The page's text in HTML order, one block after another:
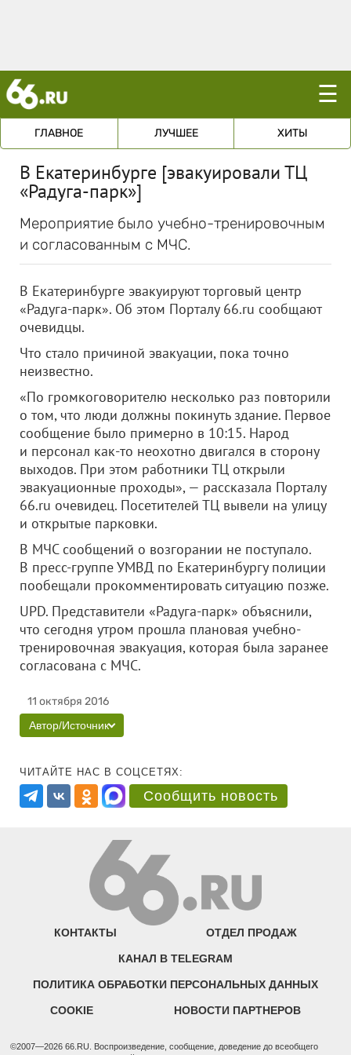
☰
ГЛАВНОЕ ЛУЧШЕЕ ХИТЫ
В Екатеринбурге [эвакуировали ТЦ
«Радуга-парк»]
Мероприятие было учебно-тренировочным
и согласованным с МЧС.
В Екатеринбурге эвакуируют торговый центр
«Радуга-парк». Об этом Порталу 66.ru сообщают
очевидцы.
Что стало причиной эвакуации, пока точно
неизвестно.
«По громкоговорителю несколько раз повторили
о том, что люди должны покинуть здание. Первое
сообщение было примерно в 10:15. Народ
и персонал как-то неохотно двигался в сторону
выходов. При этом работники ТЦ открыли
эвакуационные проходы», — рассказала Порталу
66.ru очевидец. Посетителей ТЦ вывели на улицу
и открытые парковки.
В МЧС сообщений о возгорании не поступало.
В пресс-группе УМВД по Екатеринбургу полиции
пообещали прокомментировать ситуацию позже.
UPD. Представители «Радуга-парк» объяснили,
что сегодня утром прошла плановая учебно-
тренировочная эвакуация, которая была заранее
согласована с МЧС.
11 октября 2016
Автор/Источник
ЧИТАЙТЕ НАС В СОЦСЕТЯХ:
Сообщить новость
КОНТАКТЫ ОТДЕЛ ПРОДАЖ
КАНАЛ В TELEGRAM
ПОЛИТИКА ОБРАБОТКИ ПЕРСОНАЛЬНЫХ ДАННЫХ
COOKIE НОВОСТИ ПАРТНЕРОВ
©2007—2026 66.RU. Воспроизведение, сообщение, доведение до всеобщего